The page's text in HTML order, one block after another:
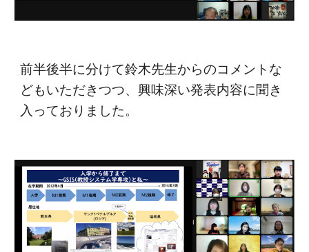
前半後半に分けて鈴木先生からのコメントな
どもいただきつつ、興味深い発表内容に聞き
入っておりました。